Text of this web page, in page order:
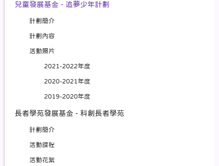
兒童發展基金 - 追夢少年計劃
計劃簡介
計劃內容
活動照片
2021-2022年度
2020-2021年度
2019-2020年度
長者學苑發展基金 - 科創長者學苑
計劃簡介
活動課程
活動花絮